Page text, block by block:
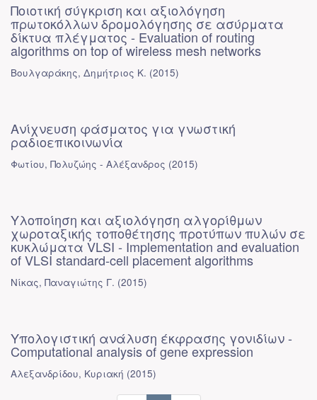
Ποιοτική σύγκριση και αξιολόγηση
πρωτοκόλλων δρομολόγησης σε ασύρματα
δίκτυα πλέγματος - Evaluation of routing
algorithms on top of wireless mesh networks
Βουλγαράκης, Δημήτριος Κ. (2015)
Ανίχνευση φάσματος για γνωστική
ραδιοεπικοινωνία
Φωτίου, Πολυζώης - Αλέξανδρος (2015)
Υλοποίηση και αξιολόγηση αλγορίθμων
χωροταξικής τοποθέτησης προτύπων πυλών σε
κυκλώματα VLSI - Implementation and evaluation
of VLSI standard-cell placement algorithms
Νίκας, Παναγιώτης Γ. (2015)
Υπολογιστική ανάλυση έκφρασης γονιδίων -
Computational analysis of gene expression
Αλεξανδρίδου, Κυριακή (2015)